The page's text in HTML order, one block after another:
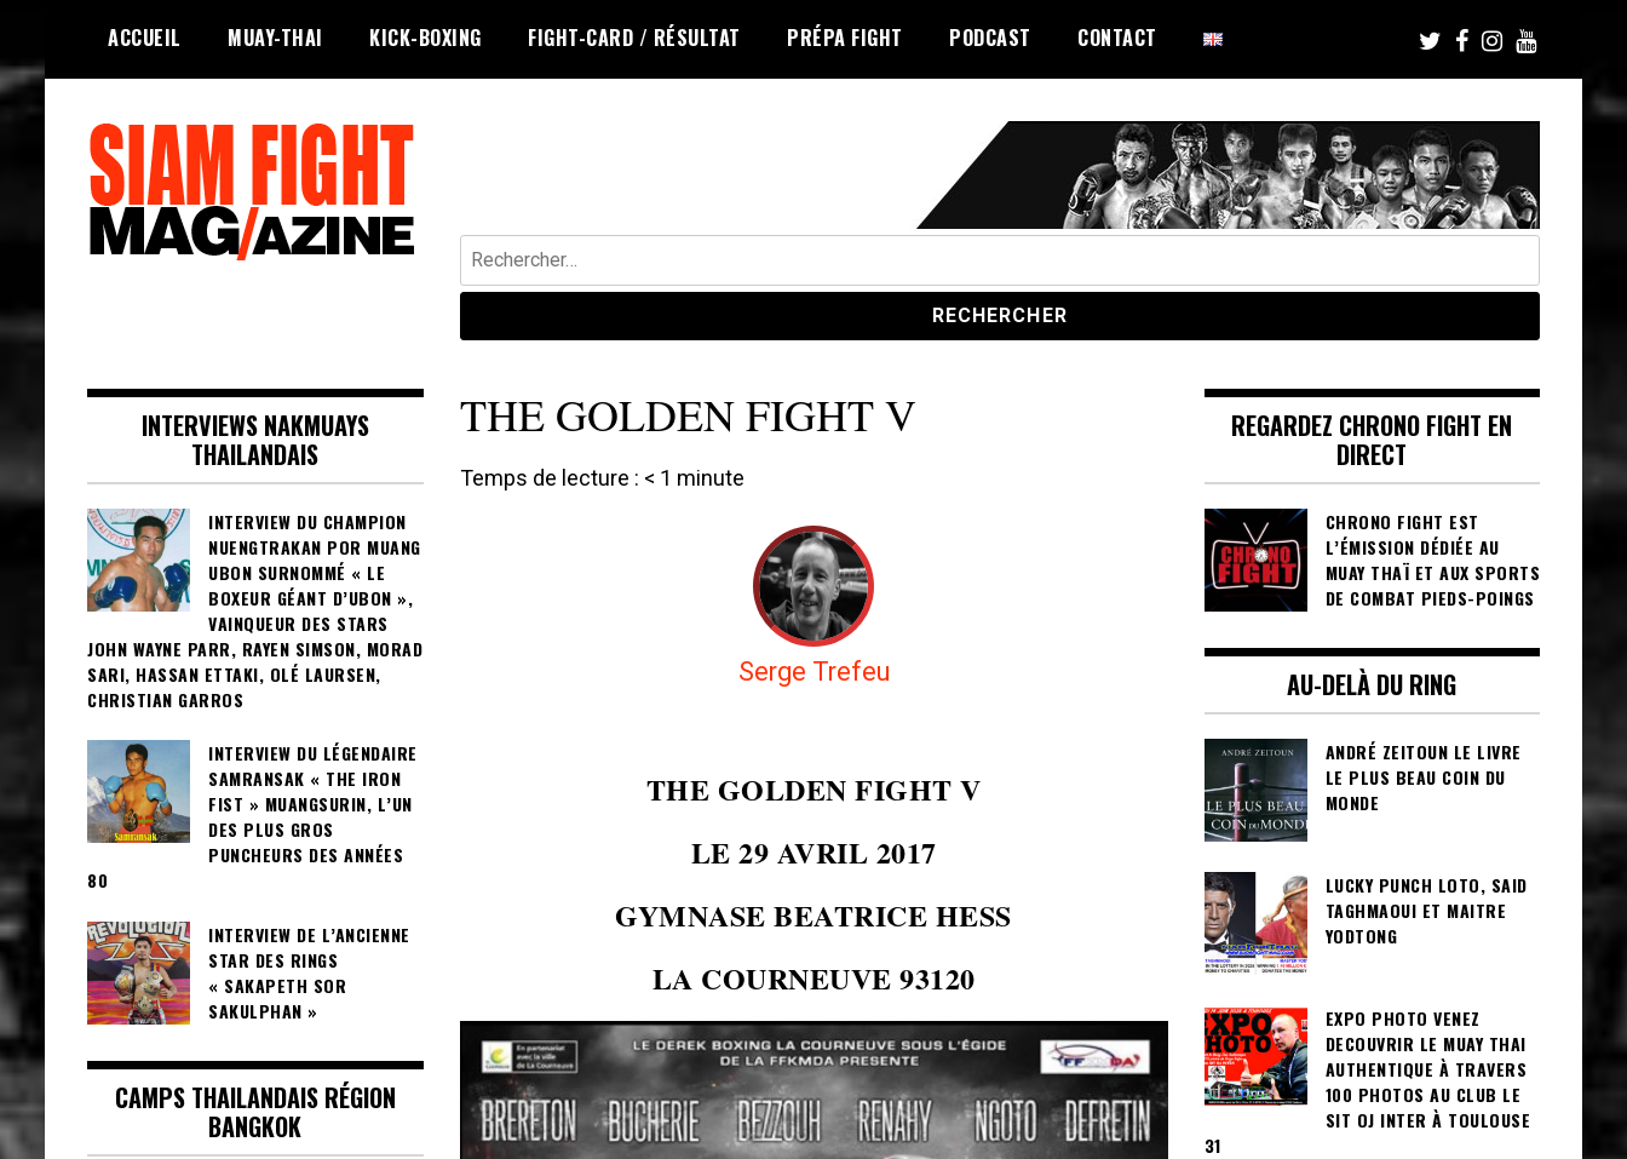
content
ACCUEIL MUAY-THAI KICK-BOXING FIGHT-CARD / RÉSULTAT PRÉPA FIGHT PODCAST CONTACT
Rechercher :
THE GOLDEN FIGHT V
Temps de lecture : < 1 minute
Serge Trefeu
THE GOLDEN FIGHT V
LE 29 AVRIL 2017
GYMNASE BEATRICE HESS
LA COURNEUVE 93120
INTERVIEWS NAKMUAYS
THAILANDAIS
INTERVIEW DU CHAMPION
NUENGTRAKAN POR MUANG
UBON SURNOMMÉ « LE
BOXEUR GÉANT D’UBON »,
VAINQUEUR DES STARS
JOHN WAYNE PARR, RAYEN SIMSON, MORAD
SARI, HASSAN ETTAKI, OLÉ LAURSEN,
CHRISTIAN GARROS
INTERVIEW DU LÉGENDAIRE
SAMRANSAK « THE IRON
FIST » MUANGSURIN, L’UN
DES PLUS GROS
PUNCHEURS DES ANNÉES
80
INTERVIEW DE L’ANCIENNE
STAR DES RINGS
« SAKAPETH SOR
SAKULPHAN »
CAMPS THAILANDAIS RÉGION
BANGKOK
REGARDEZ CHRONO FIGHT EN
DIRECT
CHRONO FIGHT EST
L’ÉMISSION DÉDIÉE AU
MUAY THAÏ ET AUX SPORTS
DE COMBAT PIEDS-POINGS
AU-DELÀ DU RING
ANDRÉ ZEITOUN LE LIVRE
LE PLUS BEAU COIN DU
MONDE
LUCKY PUNCH LOTO, SAID
TAGHMAOUI ET MAITRE
YODTONG
EXPO PHOTO VENEZ
DECOUVRIR LE MUAY THAI
AUTHENTIQUE À TRAVERS
100 PHOTOS AU CLUB LE
SIT OJ INTER À TOULOUSE
31